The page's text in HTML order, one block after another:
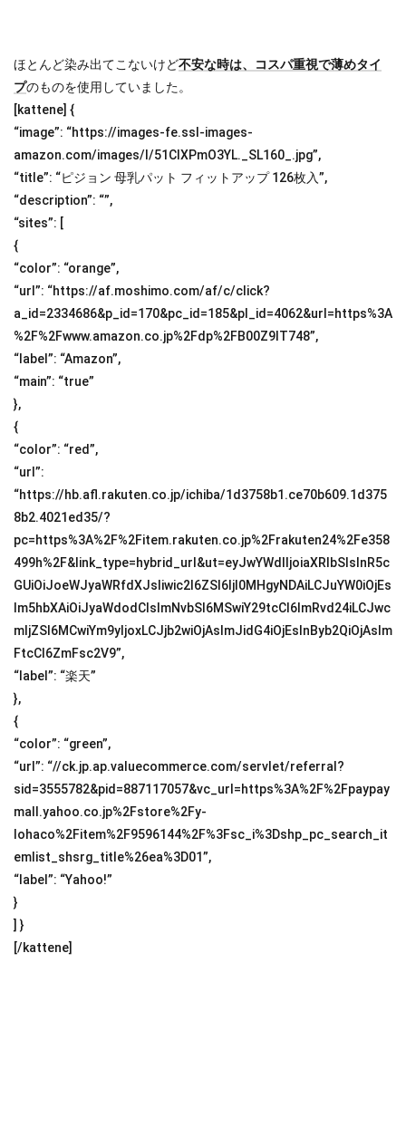
ほとんど染み出てこないけど不安な時は、コスパ重視で薄めタイ
プのものを使用していました。
[kattene] {
“image”: “https://images-fe.ssl-images-
amazon.com/images/I/51ClXPmO3YL._SL160_.jpg”,
“title”: “ピジョン 母乳パット フィットアップ 126枚入”,
“description”: “”,
“sites”: [
{
“color”: “orange”,
“url”: “https://af.moshimo.com/af/c/click?
a_id=2334686&p_id=170&pc_id=185&pl_id=4062&url=https%3A
%2F%2Fwww.amazon.co.jp%2Fdp%2FB00Z9IT748”,
“label”: “Amazon”,
“main”: “true”
},
{
“color”: “red”,
“url”:
“https://hb.afl.rakuten.co.jp/ichiba/1d3758b1.ce70b609.1d375
8b2.4021ed35/?
pc=https%3A%2F%2Fitem.rakuten.co.jp%2Frakuten24%2Fe358
499h%2F&link_type=hybrid_url&ut=eyJwYWdlIjoiaXRlbSIsInR5c
GUiOiJoeWJyaWRfdXJsIiwic2l6ZSI6IjI0MHgyNDAiLCJuYW0iOjEs
Im5hbXAiOiJyaWdodCIsImNvbSI6MSwiY29tcCI6ImRvd24iLCJwc
mljZSI6MCwiYm9yIjoxLCJjb2wiOjAsImJidG4iOjEsInByb2QiOjAsIm
FtcCI6ZmFsc2V9”,
“label”: “楽天”
},
{
“color”: “green”,
“url”: “//ck.jp.ap.valuecommerce.com/servlet/referral?
sid=3555782&pid=887117057&vc_url=https%3A%2F%2Fpaypay
mall.yahoo.co.jp%2Fstore%2Fy-
lohaco%2Fitem%2F9596144%2F%3Fsc_i%3Dshp_pc_search_it
emlist_shsrg_title%26ea%3D01”,
“label”: “Yahoo!”
}
] }
[/kattene]